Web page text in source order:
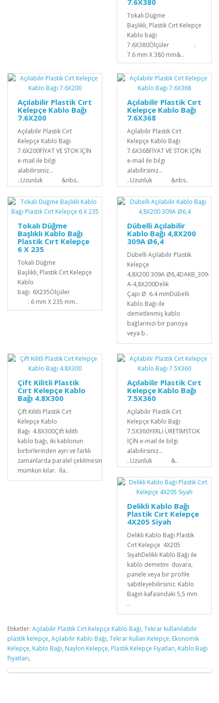
7.6X380
Tokalı Düğme
Başlıklı, Plastik Cırt Kelepçe
Kablo bağı
7.6X380Ölçüler :
7.6 mm X 380 mm&..
Açılabilir Plastik Cırt
Kelepçe Kablo Bağı
7.6X200
Açılabilir Plastik Cırt
Kelepçe Kablo Bağı
7.6X200FİYAT VE STOK İÇİN
e-mail ile bilgi
alabilirsiniz...
..Uzunluk &nbs..
Açılabilir Plastik Cırt
Kelepçe Kablo Bağı
7.6X368
Açılabilir Plastik Cırt
Kelepçe Kablo Bağı
7.6X368FİYAT VE STOK İÇİN
e-mail ile bilgi
alabilirsiniz...
..Uzunluk &nbs..
Tokalı Düğme
Başlıklı Kablo Bağı
Plastik Cırt Kelepçe
6 X 235
Tokalı Düğme
Başlıklı, Plastik Cırt Kelepçe
Kablo
bağı 6X235Ölçüler
: 6 mm X 235 mm..
Dübelli Açılabilir
Kablo Bağı 4,8X200
309A Ø6,4
Dübelli Açılabilir Plastik
Kelepçe
4,8X200 309A Ø6,4DAKB_309-
A-4,8X200Delik
Çapı Ø 6.4 mmDübelli
Kablo Bağı ile
demetlenmiş kablo
bağlarınızı bir panoya
veya b..
Çift Kilitli Plastik
Cırt Kelepçe Kablo
Bağı 4.8X300
Çift Kilitli Plastik Cırt
Kelepçe Kablo
Bağı 4.8X300Çift kilitli
kablo bağı, iki kablonun
birbirlerinden ayrı ve farklı
zamanlarda paralel çekilmesini
mümkün kılar. İla..
Açılabilir Plastik Cırt
Kelepçe Kablo Bağı
7.5X360
Açılabilir Plastik Cırt
Kelepçe Kablo Bağı
7.5X360YERLİ ÜRETİMSTOK
İÇİN e-mail ile bilgi
alabilirsiniz...
..Uzunluk &..
Delikli Kablo Bağı
Plastik Cırt Kelepçe
4X205 Siyah
Delikli Kablo Bağı Plastik
Cırt Kelepçe 4X205
SiyahDelikli Kablo Bağı ile
kablo demetini duvara,
panele veya bir profile
sabitleyebilirsiniz. Kablo
Bağın kafasındaki 5,5 mm
..
Etiketler: Açılabilir Plastik Cırt Kelepçe Kablo Bağı, Tekrar kullanılabilir
plastik kelepçe, Açılabilir Kablo Bağı, Tekrar Kullan Kelepçe, Ekonomik
Kelepçe, Kablo Bağı, Naylon Kelepçe, Plastik Kelepçe Fiyatları, Kablo Bağı
Fiyatları,